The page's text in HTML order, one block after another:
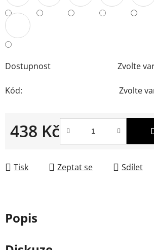
Dostupnost Zvolte
Kód: Zvolte
438 Kč
Tisk Zeptat se Sdílet
Popis